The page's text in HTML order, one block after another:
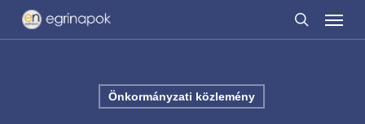
Skip
search
Menu
Önkormányzati közlemény